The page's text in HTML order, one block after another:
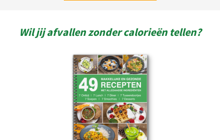
Wil jij afvallen zonder calorieën tellen?